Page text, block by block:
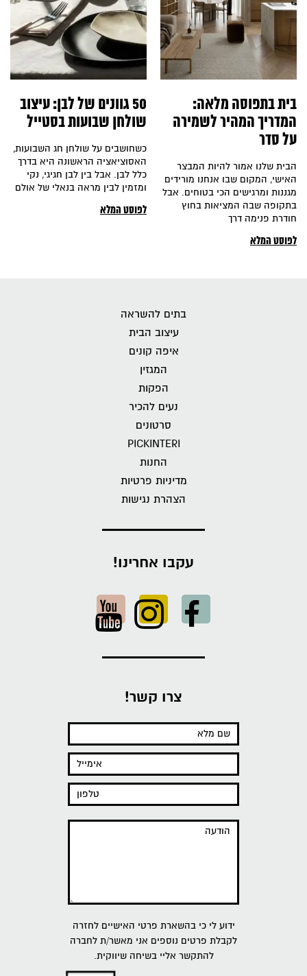
50 גוונים של לבן: עיצוב
שולחן שבועות בסטייל
כשחושבים על שולחן חג השבועות,
האסוציאציה הראשונה היא בדרך
כלל לבן. אבל בין לבן חגיגי, נקי
ומזמין לבין מראה בנאלי של אולם
לפוסט המלא
בית בתפוסה מלאה:
המדריך המהיר לשמירה
על סדר
הבית שלנו אמור להיות המבצר
האישי, המקום שבו אנחנו מורידים
מגננות ומרגישים הכי בטוחים. אבל
בתקופה שבה המציאות בחוץ
חודרת פנימה דרך
לפוסט המלא
בתים להשראה
עיצוב הבית
איפה קונים
המגזין
הפקות
נעים להכיר
סרטונים
PICKINTERI
החנות
מדיניות פרטיות
הצהרת נגישות
עקבו אחרינו!
צרו קשר!
ידוע לי כי בהשארת פרטי האישיים לחזרה
לקבלת פרטים נוספים אני מאשר/ת לחברה
להתקשר אליי בשיחה שיווקית.